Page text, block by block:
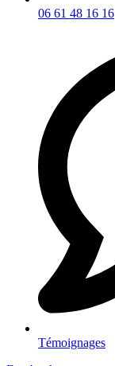
06 61 48 16 16
Témoignages